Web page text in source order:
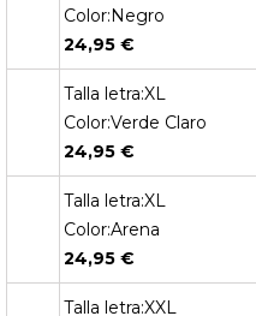
Color:Negro
24,95 €
Talla letra:XL
Color:Verde Claro
24,95 €
Talla letra:XL
Color:Arena
24,95 €
Talla letra:XXL